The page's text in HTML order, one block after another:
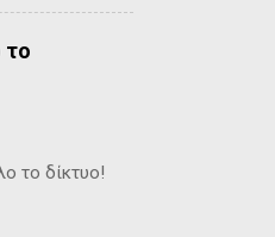
το
το δίκτυο!